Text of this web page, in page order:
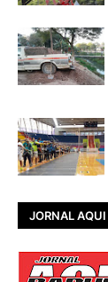
JORNAL AQUI